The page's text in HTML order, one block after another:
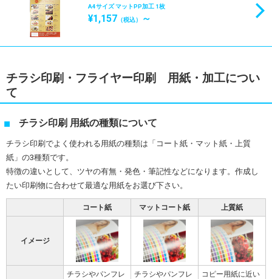
A4サイズ マットPP加工 1枚
¥1,157 （税込） ～
チラシ印刷・フライヤー印刷 用紙・加工につい
て
チラシ印刷 用紙の種類について
チラシ印刷でよく使われる用紙の種類は「コート紙・マット紙・上質
紙」の3種類です。
特徴の違いとして、ツヤの有無・発色・筆記性などになります。作成し
たい印刷物に合わせて最適な用紙をお選び下さい。
コート紙 マットコート紙 上質紙
イメージ
チラシやパンフレ
チラシやパンフレ
コピー用紙に近い